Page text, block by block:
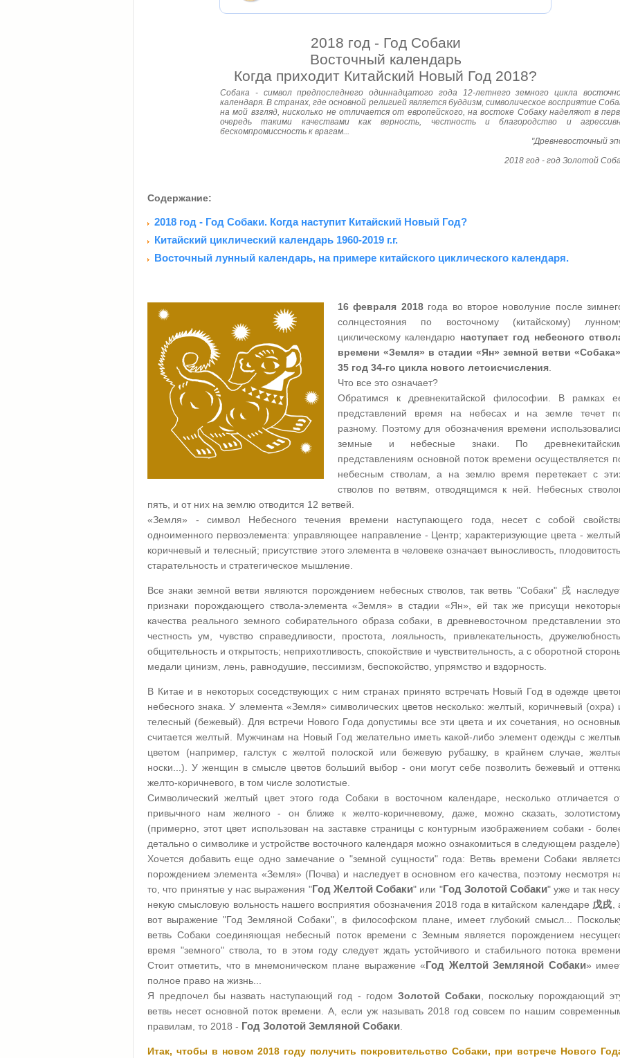
2018 год - Год Собаки
Восточный календарь
Когда приходит Китайский Новый Год 2018?
Собака - символ предпоследнего одиннадцатого года 12-летнего земного цикла
календаря. В странах, где основной религией является буддизм, символическое восприятие
на мой взгляд, нисколько не отличается от европейского, на востоке Собаку наделяют в
очередь такими качествами как верность, честность и благородство и
бескомпромиссность к врагам...
"Древневосточный
2018 год - год Золотой
Содержание:
2018 год - Год Собаки. Когда наступит Китайский Новый Год?
Китайский циклический календарь 1960-2019 г.г.
Восточный лунный календарь, на примере китайского циклического календаря.
16 февраля 2018года во второе новолуние после
солнцестояния по восточному (китайскому)
циклическому календарю наступает год небесного
времени «Земля» в стадии «Ян» земной ветви
35 год 34-го цикла нового летоисчисления
Что все это означает?
Обратимся к древнекитайской философии. В рамках
представлений время на небесах и на земле течет
разному. Поэтому для обозначения времени
земные и небесные знаки. По
представлениям основной поток времени осуществляется
небесным стволам, а на землю время перетекает с
стволов по ветвям, отводящимся к ней. Небесных
пять, и от них на землю отводится 12 ветвей.
«Земля» - символ Небесного течения времени наступающего года, несет с собой
одноименного первоэлемента: управляющее направление - Центр; характеризующие цвета -
коричневый и телесный; присутствие этого элемента в человеке означает выносливость,
старательность и стратегическое мышление.
Все знаки земной ветви являются порождением небесных стволов, так ветвь "Собаки" 戌
признаки порождающего ствола-элемента «Земля» в стадии «Ян», ей так же присущи
качества реального земного собирательного образа собаки, в древневосточном представлении
честность ум, чувство справедливости, простота, лояльность, привлекательность,
общительность и открытость; неприхотливость, спокойствие и чувствительность, а с оборотной
медали цинизм, лень, равнодушие, пессимизм, беспокойство, упрямство и вздорность.
В Китае и в некоторых соседствующих с ним странах принято встречать Новый Год в одежде
небесного знака. У элемента «Земля» символических цветов несколько: желтый, коричневый (охра)
телесный (бежевый). Для встречи Нового Года допустимы все эти цвета и их сочетания, но
считается желтый. Мужчинам на Новый Год желательно иметь какой-либо элемент одежды с
цветом (например, галстук с желтой полоской или бежевую рубашку, в крайнем случае,
носки...). У женщин в смысле цветов больший выбор - они могут себе позволить бежевый и
желто-коричневого, в том числе золотистые.
Символический желтый цвет этого года Собаки в восточном календаре, несколько отличается
привычного нам желного - он ближе к желто-коричневому, даже, можно сказать,
(примерно, этот цвет использован на заставке страницы с контурным изображением собаки -
детально о символике и устройстве восточного календаря можно ознакомиться в следующем
Хочется добавить еще одно замечание о "земной сущности" года: Ветвь времени Собаки
порождением элемента «Земля» (Почва) и наследует в основном его качества, поэтому несмотря
то, что принятые у нас выражения "Год Желтой Собаки" или "Год Золотой Собаки" уже и так
некую смысловую вольность нашего восприятия обозначения 2018 года в китайском календаре 戊戌 ,
вот выражение "Год Земляной Собаки", в философском плане, имеет глубокий смысл...
ветвь Собаки соединяющая небесный поток времени с Земным является порождением
время "земного" ствола, то в этом году следует ждать устойчивого и стабильного потока
Стоит отметить, что в мнемоническом плане выражение «Год Желтой Земляной Собаки»
полное право на жизнь...
Я предпочел бы назвать наступающий год - годом Золотой Собаки , поскольку порождающий
ветвь несет основной поток времени. А, если уж называть 2018 год совсем по нашим
правилам, то 2018 - Год Золотой Земляной Собаки
Итак, чтобы в новом 2018 году получить покровительство Собаки, при встрече Нового